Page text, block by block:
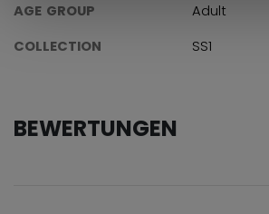
AGE GROUP
Adult
COLLECTION
SS1
BEWERTUNGEN